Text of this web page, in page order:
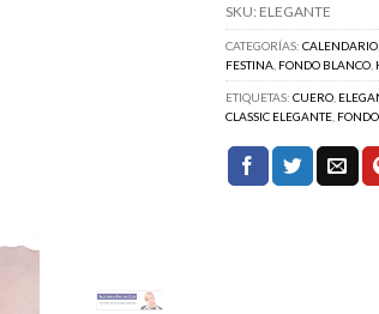
SKU: ELEGANTE
CATEGORÍAS: CALENDARIO
FESTINA FONDO BLANCO
ETIQUETAS: CUERO
CLASSIC ELEGANTE